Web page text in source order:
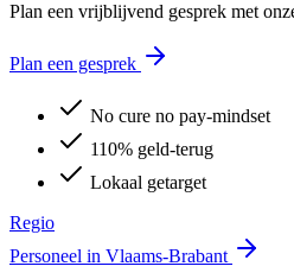
Plan een vrijblijvend gesprek met
Plan een gesprek
No cure no pay-mindset
110% geld-terug
Lokaal getarget
Regio
Personeel in Vlaams-Brabant